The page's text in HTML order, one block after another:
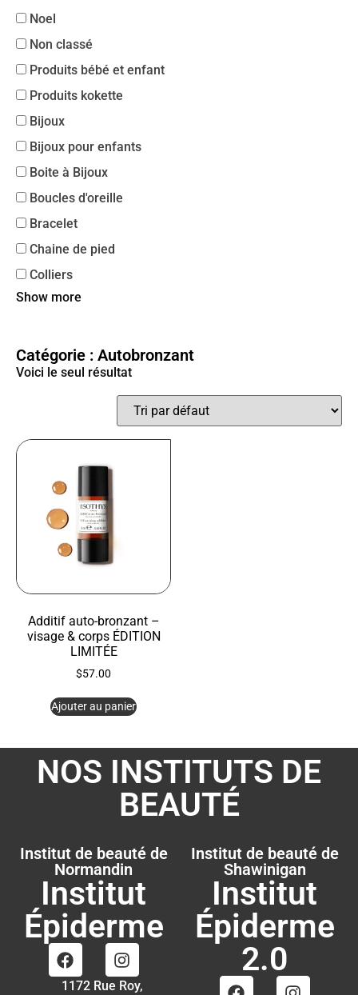
Noel
Non classé
Produits bébé et enfant
Produits kokette
Bijoux
Bijoux pour enfants
Boite à Bijoux
Boucles d'oreille
Bracelet
Chaine de pied
Colliers
Show more
Catégorie : Autobronzant
Voici le seul résultat
Additif auto-bronzant –
visage & corps ÉDITION
LIMITÉE
$57.00
Ajouter au panier
NOS INSTITUTS DE
BEAUTÉ
Institut de beauté de
Normandin
Institut
Épiderme
1172 Rue Roy,
Institut de beauté de
Shawinigan
Institut
Épiderme
2.0